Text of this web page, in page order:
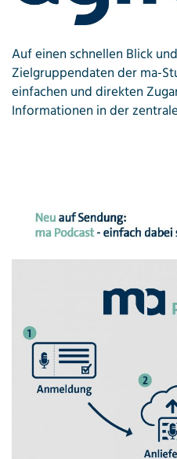
Auf einen schnellen Blick
Zielgruppendaten der ma-
einfachen und direkten
Informationen in der